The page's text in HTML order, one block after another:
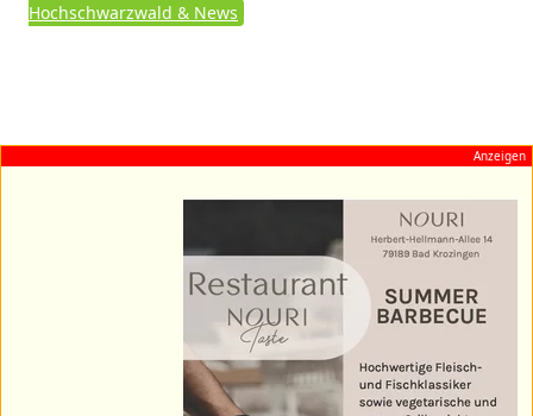
Hochschwarzwald & News
Anzeigen